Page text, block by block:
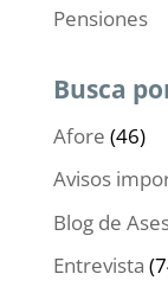
Pensiones
Busca
Afore (46)
Avisos
Blog de
Entrevista